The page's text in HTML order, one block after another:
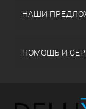
НАШИ
ПОМОЩЬ И